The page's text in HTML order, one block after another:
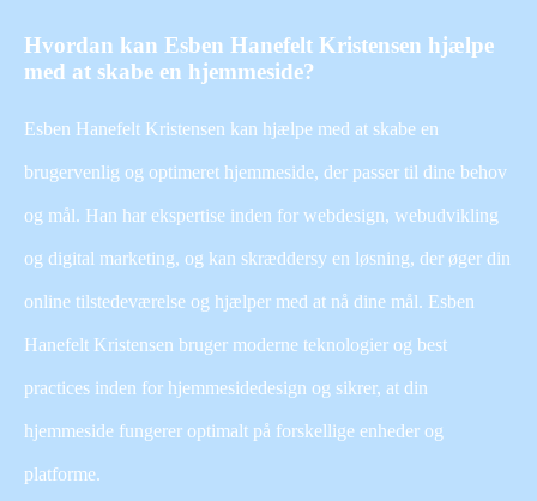
Hvordan kan Esben Hanefelt Kristensen hjælpe
med at skabe en hjemmeside?
Esben Hanefelt Kristensen kan hjælpe med at skabe en
brugervenlig og optimeret hjemmeside, der passer til dine behov
og mål. Han har ekspertise inden for webdesign, webudvikling
og digital marketing, og kan skræddersy en løsning, der øger din
online tilstedeværelse og hjælper med at nå dine mål. Esben
Hanefelt Kristensen bruger moderne teknologier og best
practices inden for hjemmesidedesign og sikrer, at din
hjemmeside fungerer optimalt på forskellige enheder og
platforme.